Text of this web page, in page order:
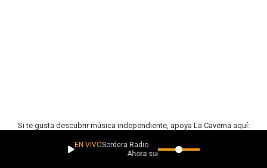
Si te gusta descubrir música independiente, apoya La Caverna aquí:
EN VIVOSordera Radio
Ahora suena